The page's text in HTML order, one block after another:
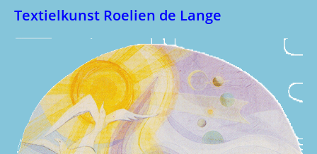
Textielkunst Roelien de Lange